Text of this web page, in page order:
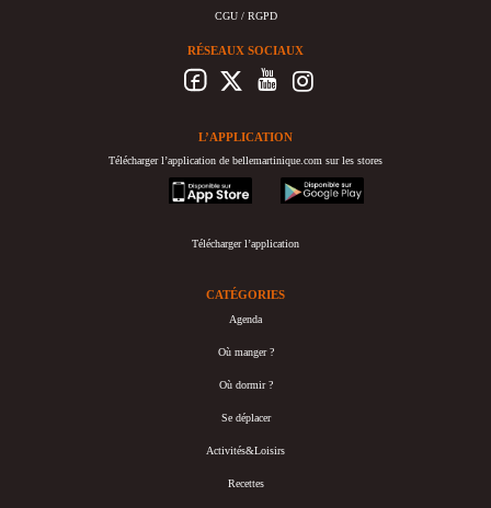
CGU / RGPD
RÉSEAUX SOCIAUX
L’APPLICATION
Télécharger l’application de bellemartinique.com sur les stores
appstore
googleplay
Télécharger l’application
CATÉGORIES
Agenda
Où manger ?
Où dormir ?
Se déplacer
Activités&Loisirs
Recettes